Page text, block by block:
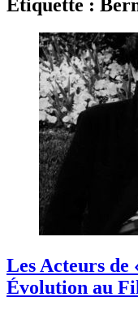
Étiquette :
Les Acteurs de
Évolution au